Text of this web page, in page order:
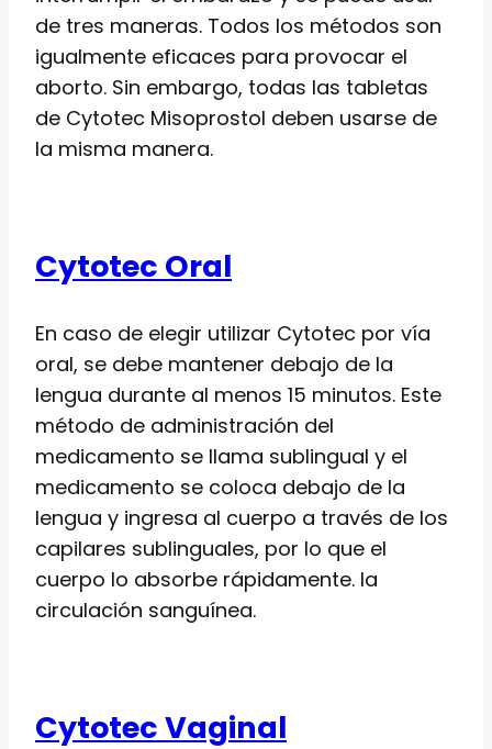
de tres maneras. Todos los métodos son
igualmente eficaces para provocar el
aborto. Sin embargo, todas las tabletas
de Cytotec Misoprostol deben usarse de
la misma manera.
Cytotec Oral
En caso de elegir utilizar Cytotec por vía
oral, se debe mantener debajo de la
lengua durante al menos 15 minutos. Este
método de administración del
medicamento se llama sublingual y el
medicamento se coloca debajo de la
lengua y ingresa al cuerpo a través de los
capilares sublinguales, por lo que el
cuerpo lo absorbe rápidamente. la
circulación sanguínea.
Cytotec Vaginal